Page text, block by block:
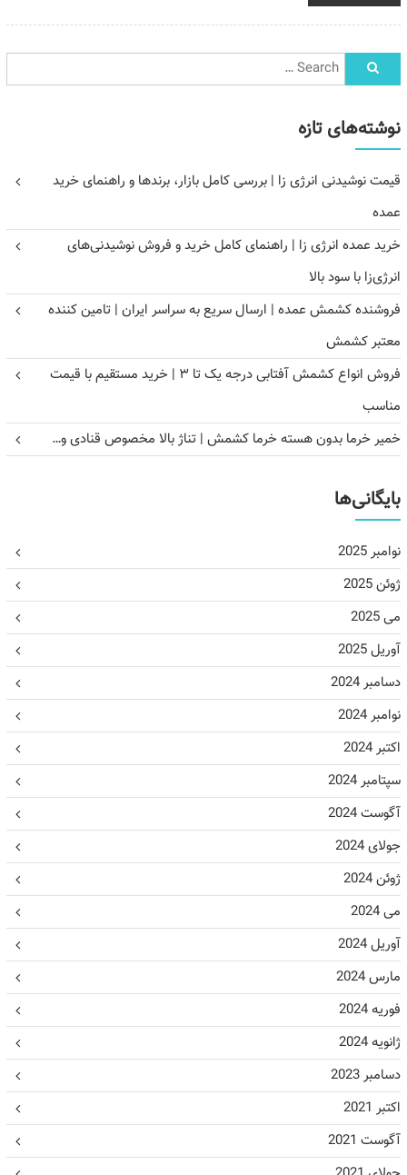
نوشته‌های تازه
قیمت نوشیدنی انرژی زا | بررسی کامل بازار، برندها و راهنمای خرید
عمده
خرید عمده انرژی زا | راهنمای کامل خرید و فروش نوشیدنی‌های
انرژی‌زا با سود بالا
فروشنده کشمش عمده | ارسال سریع به سراسر ایران | تامین کننده
معتبر کشمش
فروش انواع کشمش آفتابی درجه یک تا ۳ | خرید مستقیم با قیمت
مناسب
خمیر خرما بدون هسته خرما کشمش | تناژ بالا مخصوص قنادی و…
بایگانی‌ها
نوامبر 2025
ژوئن 2025
می 2025
آوریل 2025
دسامبر 2024
نوامبر 2024
اکتبر 2024
سپتامبر 2024
آگوست 2024
جولای 2024
ژوئن 2024
می 2024
آوریل 2024
مارس 2024
فوریه 2024
ژانویه 2024
دسامبر 2023
اکتبر 2021
آگوست 2021